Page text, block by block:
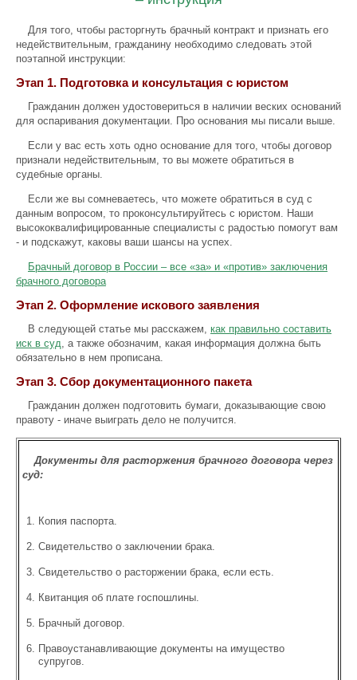
Для того, чтобы расторгнуть брачный контракт и признать его
недействительным, гражданину необходимо следовать этой
поэтапной инструкции:
Этап 1. Подготовка и консультация с юристом
Гражданин должен удостовериться в наличии веских оснований
для оспаривания документации. Про основания мы писали выше.
Если у вас есть хоть одно основание для того, чтобы договор
признали недействительным, то вы можете обратиться в
судебные органы.
Если же вы сомневаетесь, что можете обратиться в суд с
данным вопросом, то проконсультируйтесь с юристом. Наши
высококвалифицированные специалисты с радостью помогут вам
- и подскажут, каковы ваши шансы на успех.
Брачный договор в России – все «за» и «против» заключения
брачного договора
Этап 2. Оформление искового заявления
В следующей статье мы расскажем, как правильно составить
иск в суд, а также обозначим, какая информация должна быть
обязательно в нем прописана.
Этап 3. Сбор документационного пакета
Гражданин должен подготовить бумаги, доказывающие свою
правоту - иначе выиграть дело не получится.
Документы для расторжения брачного договора через
суд:
Копия паспорта.
Свидетельство о заключении брака.
Свидетельство о расторжении брака, если есть.
Квитанция об плате госпошлины.
Брачный договор.
Правоустанавливающие документы на имущество
супругов.